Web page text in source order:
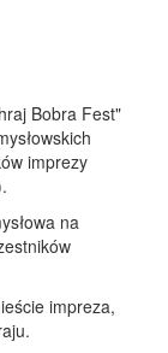
Bobra Fest"
imprezy
na
impreza,